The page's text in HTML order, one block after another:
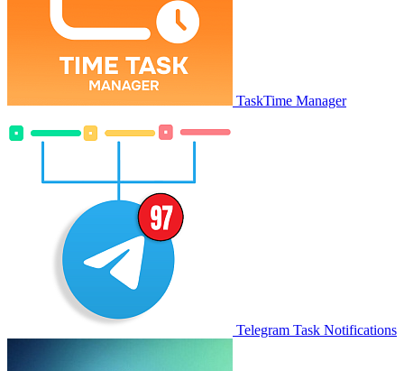
TaskTime Manager
Telegram Task Notifications